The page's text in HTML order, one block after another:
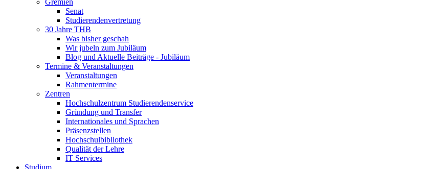
Gremien
Senat
Studierendenvertretung
30 Jahre THB
Was bisher geschah
Wir jubeln zum Jubiläum
Blog und Aktuelle Beiträge - Jubiläum
Termine & Veranstaltungen
Veranstaltungen
Rahmentermine
Zentren
Hochschulzentrum Studierendenservice
Gründung und Transfer
Internationales und Sprachen
Präsenzstellen
Hochschulbibliothek
Qualität der Lehre
IT Services
Studium